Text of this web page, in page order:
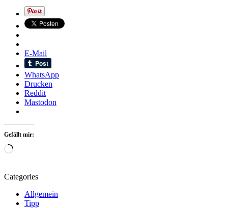
E-Mail
WhatsApp
Drucken
Reddit
Mastodon
Gefällt mir:
Wird
Categories
Allgemein
Tipp